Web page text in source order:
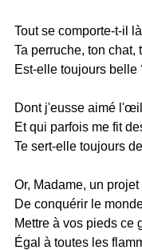
Tout se comporte-t-il
Ta perruche, ton
Est-elle toujours belle
Dont j'eusse aimé
Et qui parfois me fit
Te sert-elle toujours
Or, Madame, un
De conquérir le
Mettre à vos pieds
Égal à toutes les